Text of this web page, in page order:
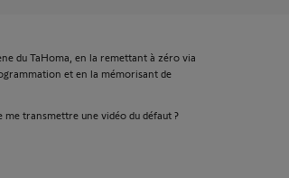
du TaHoma, en la remettant à zéro via
et en la mémorisant de
transmettre une vidéo du défaut ?